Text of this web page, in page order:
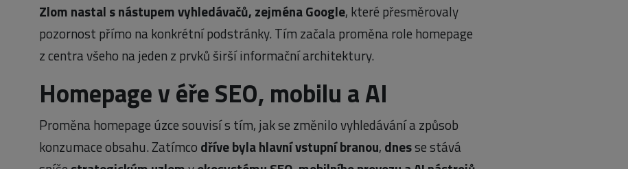
Zlom nastal s nástupem vyhledávačů, zejména Google, které přesměrovaly
pozornost přímo na konkrétní podstránky. Tím začala proměna role homepage
z centra všeho na jeden z prvků širší informační architektury.
Homepage v éře SEO, mobilu a AI
Proměna homepage úzce souvisí s tím, jak se změnilo vyhledávání a způsob
konzumace obsahu. Zatímco dříve byla hlavní vstupní branou, dnesse stává